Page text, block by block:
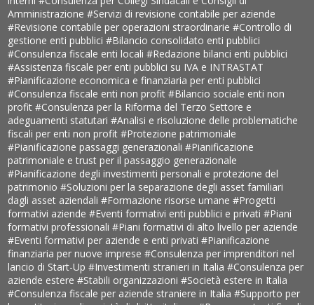
Amministrazione#Servizi di revisione contabile per aziende
#Revisione contabile per operazioni straordinarie#Controllo di
gestione enti pubblici#Bilancio consolidato enti pubblici
#Consulenza fiscale enti locali#Redazione bilanci enti pubblici
#Assistenza fiscale per enti pubblici su IVA e INTRASTAT
#Pianificazione economica e finanziaria per enti pubblici
#Consulenza fiscale enti non profit#Bilancio sociale enti non
profit#Consulenza per la Riforma del Terzo Settore e
adeguamenti statutari#Analisi e risoluzione delle problematiche
fiscali per enti non profit#Protezione patrimoniale
#Pianificazione passaggi generazionali#Pianificazione
patrimoniale e trust per il passaggio generazionale
#Pianificazione degli investimenti personali e protezione del
patrimonio#Soluzioni per la separazione degli asset familiari
dagli asset aziendali#Formazione risorse umane#Progetti
formativi aziende#Eventi formativi enti pubblici e privati#Piani
formativi professionali#Piani formativi di alto livello per aziende
#Eventi formativi per aziende e enti privati#Pianificazione
finanziaria per nuove imprese#Consulenza per imprenditori nel
lancio di Start-Up#Investimenti stranieri in Italia#Consulenza per
aziende estere#Stabili organizzazioni#Società estere in Italia
#Consulenza fiscale per aziende straniere in Italia#Supporto per